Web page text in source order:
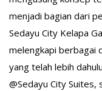
menjadi bagian dari
Sedayu City Kelapa
melengkapi berbagai
yang telah lebih
@Sedayu City